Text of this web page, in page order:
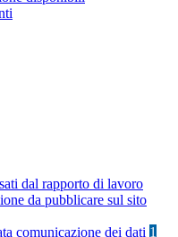
dal rapporto di lavoro
da pubblicare sul sito
comunicazione dei dati 1